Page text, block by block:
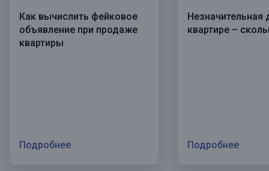
Как вычислить фейковое
объявление при продаже
квартиры
Подробнее
Незначительная
квартире –
Подробнее